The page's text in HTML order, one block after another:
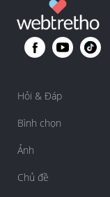
Hỏi & Đáp
Bình chọn
Ảnh
Chủ đề